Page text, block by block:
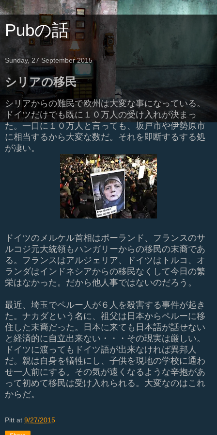
Pubの話
Sunday, 27 September 2015
シリアの移民
シリアからの難民で欧州は大変な事になっている。
ドイツだけでも既に１０万人の受け入れが決まっ
た。一口に１０万人と言っても、坂戸市や伊勢原市
に相当するから大変な数だ。それを即断するする処
が凄い。
ドイツのメルケル首相はポーランド、フランスのサ
ルコジ元大統領もハンガリーからの移民の末裔であ
る。フランスはアルジェリア、ドイツはトルコ、オ
ランダはインドネシアからの移民なくして今日の繁
栄はなかった。だから他人事ではないのだろう。
最近、埼玉でペルー人が６人を殺害する事件が起き
た。ナカダという名に、祖父は日本からペルーに移
住した末裔だった。日本に来ても日本語が話せない
と経済的に自立出来ない・・・その現実は厳しい。
ドイツに渡ってもドイツ語が出来なければ異邦人
だ。親は自身を犠牲にし、子供を現地の学校に通わ
せ一人前にする。その気が遠くなるような辛抱があ
って初めて移民は受け入れられる。大変なのはこれ
からだ。
Pitt at 9/27/2015